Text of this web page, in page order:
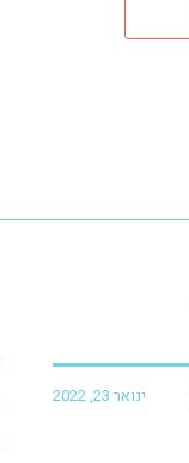
ינואר 23, 2022